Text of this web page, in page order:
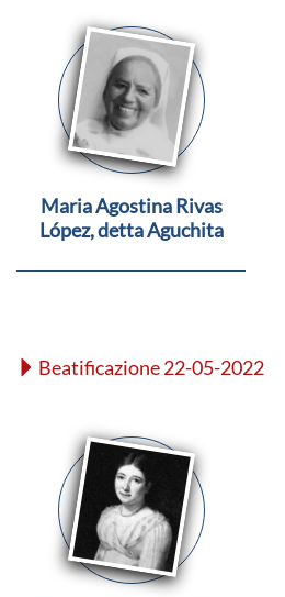
Maria Agostina Rivas
López, detta Aguchita
Beatificazione 22-05-2022